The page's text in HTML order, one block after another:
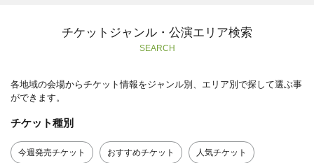
チケットジャンル・公演エリア検索
SEARCH
各地域の会場からチケット情報をジャンル別、エリア別で探して選ぶ事
ができます。
チケット種別
今週発売チケット おすすめチケット 人気チケット